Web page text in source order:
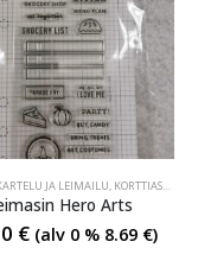
JA LEIMAILU, KORTTIASKARTELU JA LEIMAILU
Hero Arts
€ (alv 0 % 8.69 €)